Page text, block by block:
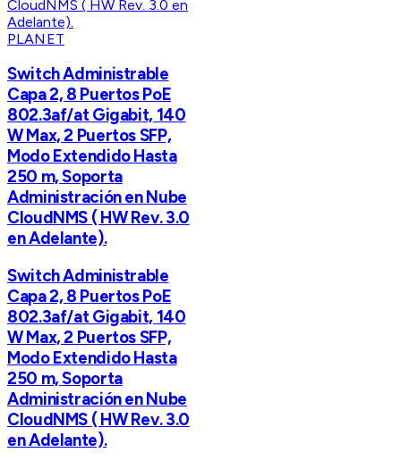
PLANET
Switch Administrable
Capa 2, 8 Puertos PoE
802.3af/at Gigabit, 140
W Max, 2 Puertos SFP,
Modo Extendido Hasta
250 m, Soporta
Administración en Nube
CloudNMS ( HW Rev. 3.0
en Adelante).
Switch Administrable
Capa 2, 8 Puertos PoE
802.3af/at Gigabit, 140
W Max, 2 Puertos SFP,
Modo Extendido Hasta
250 m, Soporta
Administración en Nube
CloudNMS ( HW Rev. 3.0
en Adelante).